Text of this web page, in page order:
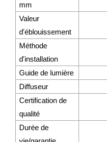
mm
Valeur
d'éblouissement
Méthode
d'installation
Guide de lumière
Diffuseur
Certification de
qualité
Durée de